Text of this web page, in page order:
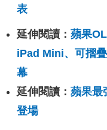
表
延伸閱讀： 蘋果
iPad Mini、可摺
幕
延伸閱讀： 蘋果最
登場